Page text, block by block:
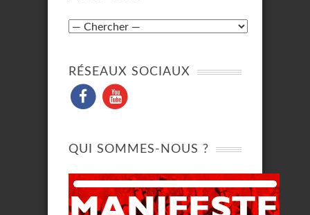
RÉSEAUX SOCIAUX
QUI SOMMES-NOUS ?